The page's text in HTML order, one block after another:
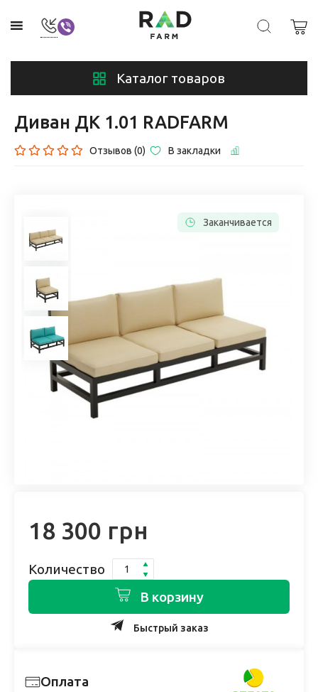
Каталог товаров
Диван ДК 1.01 RADFARM
Отзывов (0) В закладки
Заканчивается
18 300 грн
Количество
В корзину
Быстрый заказ
Оплата